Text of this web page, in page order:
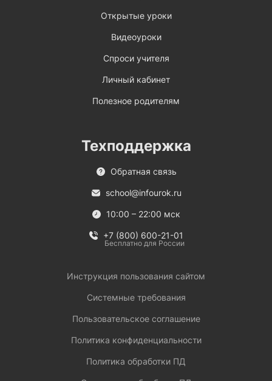
Открытые уроки
Видеоуроки
Спроси учителя
Личный кабинет
Полезное родителям
Техподдержка
Обратная связь
school@infourok.ru
10:00 – 22:00 мск
+7 (800) 600-21-01
Бесплатно для России
Инструкция пользования сайтом
Системные требования
Пользовательское соглашение
Политика конфиденциальности
Политика обработки ПД